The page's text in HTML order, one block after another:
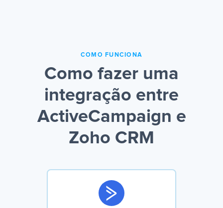
COMO FUNCIONA
Como fazer uma
integração entre
ActiveCampaign e
Zoho CRM